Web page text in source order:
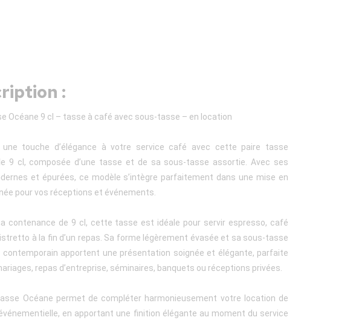
:
Océane 9 cl – tasse à café avec sous-tasse – en location
une touche d’élégance à votre service café avec cette paire tasse
9 cl, composée d’une tasse et de sa sous-tasse assortie. Avec ses
et épurées, ce modèle s’intègre parfaitement dans une mise en
pour vos réceptions et événements.
contenance de 9 cl, cette tasse est idéale pour servir espresso, café
à la fin d’un repas. Sa forme légèrement évasée et sa sous-tasse
contemporain apportent une présentation soignée et élégante, parfaite
repas d’entreprise, séminaires, banquets ou réceptions privées.
Océane permet de compléter harmonieusement votre location de
en apportant une finition élégante au moment du service